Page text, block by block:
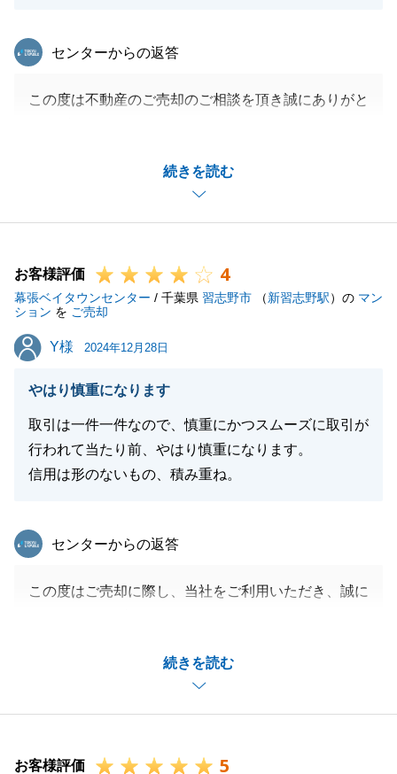
続きを読む
東急リバブル
センターからの返答
この度は不動産のご売却のご相談を頂き誠にありがと
てこれ、N様にとっても経費が結果抑えられた事大変
また今後不動産に纏わるご相談がございましたら何な
宜しくお願いいたします。
お客様評価 4
幕張ベイタウンセンター / 千葉県 習志野市 （新習志野駅）の マン
ション を ご売却
Y様
Y様 2024年12月28日
やはり慎重になります
取引は一件一件なので、慎重にかつスムーズに取引が
行われて当たり前、やはり慎重になります。
信用は形のないもの、積み重ね。
続きを読む
東急リバブル
センターからの返答
この度はご売却に際し、当社をご利用いただき、誠に
その都度快くご対応いただき、心より感謝しておりま
す。
したら、何なりとお申し付けくださいませ。
お客様評価 5